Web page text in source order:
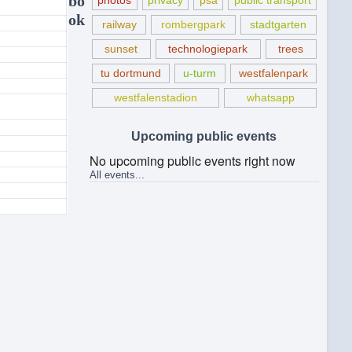
railway
rombergpark
stadtgarten
sunset
technologiepark
trees
tu dortmund
u-turm
westfalenpark
westfalenstadion
whatsapp
Upcoming public events
No upcoming public events right now
All events...
ok